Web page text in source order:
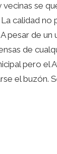
vecinas se
calidad no
pesar de
de
pero el
el buzón.